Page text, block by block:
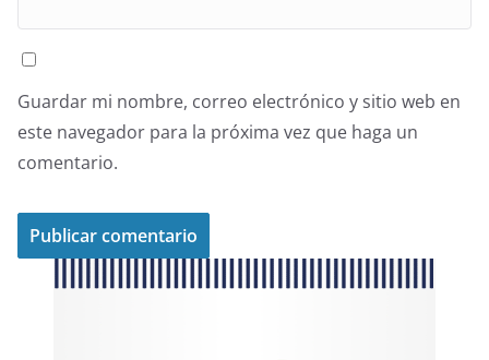
Guardar mi nombre, correo electrónico y sitio web en
este navegador para la próxima vez que haga un
comentario.